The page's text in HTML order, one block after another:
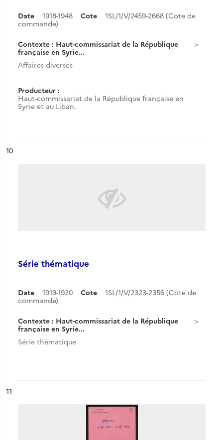
Date 1918-1948 Cote
1SL/1/V/2459-2668 (Cote de
commande)
Contexte : Haut-commissariat de la République
française en Syrie...
Affaires diverses
Producteur :
Haut-commissariat de la République française en
Syrie et au Liban.
n°
10
Série thématique
Date 1919-1920 Cote
1SL/1/V/2323-2356 (Cote de
commande)
Contexte : Haut-commissariat de la République
française en Syrie...
Série thématique
n°
11